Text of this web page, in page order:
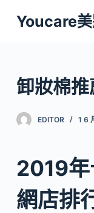
跳
至
內
容
Youcare
卸妝棉
EDITOR 1 6
2019年
網店排